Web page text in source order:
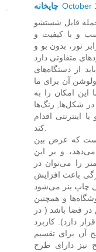
چاپخانه October
قابل شستشو
و با کیفیت و
نور، بدون بو و
از دستگاه‌های
آن برای ما
امکان را به
شکل‌ها, رنگ‌ها
اقدام
که عرض بین
‏می‌دهد، و بر این
اساس کاربری‌های دارای ابعاد بالا تا عرض 5 متر را می‌توان در
باعث افزایش
چاپ بنر می‌شود
و همچنین
فضا باشد ( ‏در
دارد). کاربرد
آن ‏برای تقسیم
نیز دارای طرح